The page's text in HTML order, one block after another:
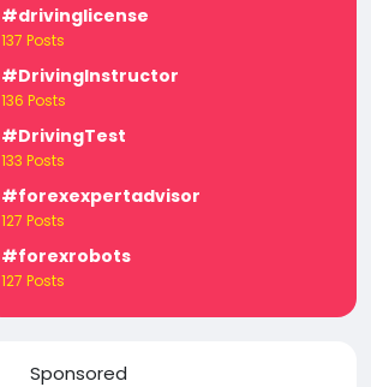
#drivinglicense
137 Posts
#DrivingInstructor
136 Posts
#DrivingTest
133 Posts
#forexexpertadvisor
127 Posts
#forexrobots
127 Posts
Sponsored